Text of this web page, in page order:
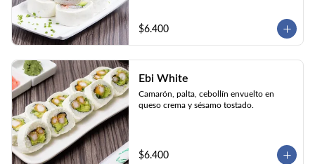
$6.400
Ebi White
Camarón, palta, cebollín envuelto en
queso crema y sésamo tostado.
$6.400